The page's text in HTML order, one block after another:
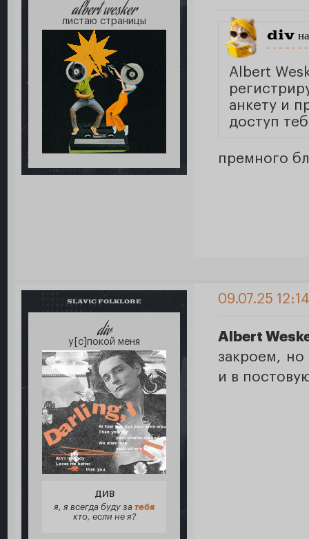
albert wesker
листаю страницы
div
Albert
анкету и
доступ
премного
SLAVIC FOLKLORE
div
у[с]покой меня
ДИВ
я, я всегда буду за тебя
кто, если не я?
09.07.25
Albert
закроем,
и в